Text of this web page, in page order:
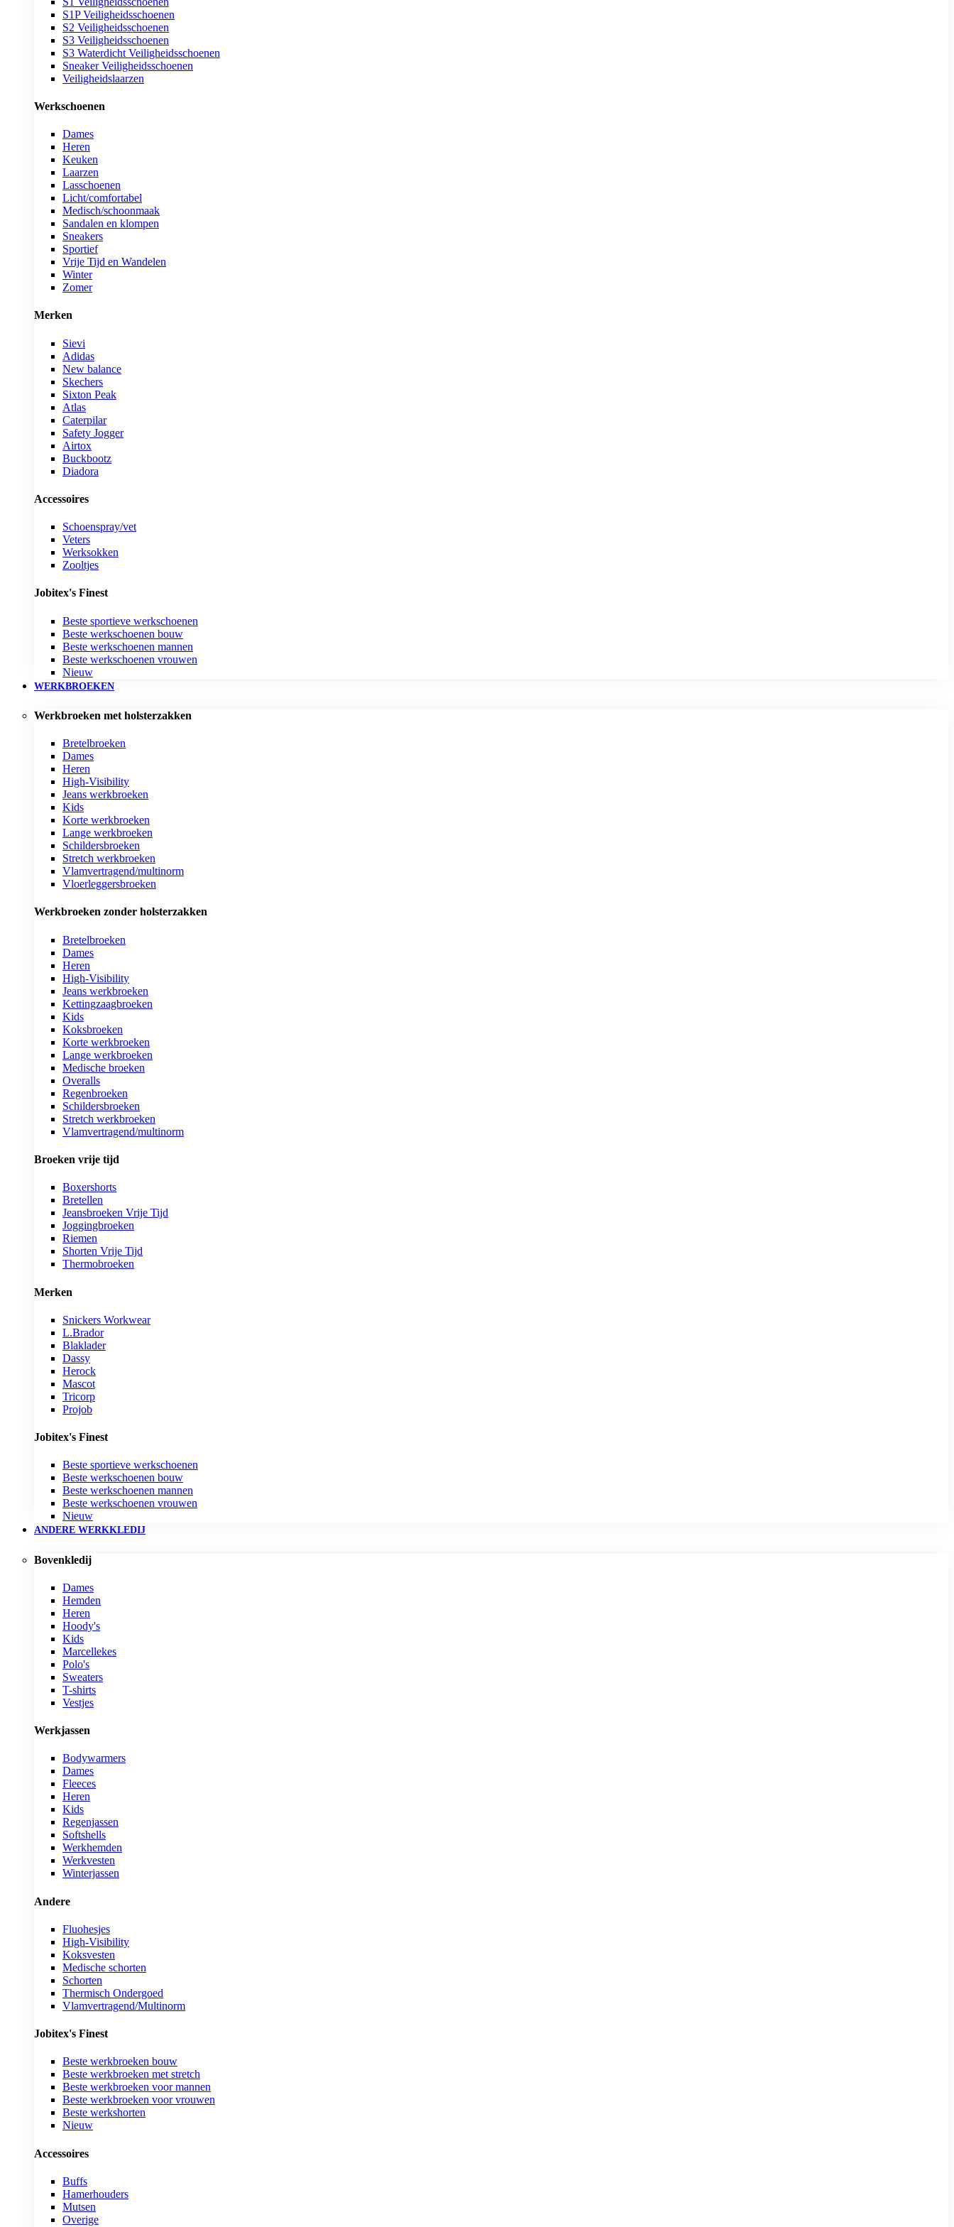
S1P Veiligheidsschoenen
S2 Veiligheidsschoenen
S3 Veiligheidsschoenen
S3 Waterdicht Veiligheidsschoenen
Sneaker Veiligheidsschoenen
Veiligheidslaarzen
Werkschoenen
Dames
Heren
Keuken
Laarzen
Lasschoenen
Licht/comfortabel
Medisch/schoonmaak
Sandalen en klompen
Sneakers
Sportief
Vrije Tijd en Wandelen
Winter
Zomer
Merken
Sievi
Adidas
New balance
Skechers
Sixton Peak
Atlas
Caterpilar
Safety Jogger
Airtox
Buckbootz
Diadora
Accessoires
Schoenspray/vet
Veters
Werksokken
Zooltjes
Jobitex's Finest
Beste sportieve werkschoenen
Beste werkschoenen bouw
Beste werkschoenen mannen
Beste werkschoenen vrouwen
Nieuw
WERKBROEKEN
Werkbroeken met holsterzakken
Bretelbroeken
Dames
Heren
High-Visibility
Jeans werkbroeken
Kids
Korte werkbroeken
Lange werkbroeken
Schildersbroeken
Stretch werkbroeken
Vlamvertragend/multinorm
Vloerleggersbroeken
Werkbroeken zonder holsterzakken
Bretelbroeken
Dames
Heren
High-Visibility
Jeans werkbroeken
Kettingzaagbroeken
Kids
Koksbroeken
Korte werkbroeken
Lange werkbroeken
Medische broeken
Overalls
Regenbroeken
Schildersbroeken
Stretch werkbroeken
Vlamvertragend/multinorm
Broeken vrije tijd
Boxershorts
Bretellen
Jeansbroeken Vrije Tijd
Joggingbroeken
Riemen
Shorten Vrije Tijd
Thermobroeken
Merken
Snickers Workwear
L.Brador
Blaklader
Dassy
Herock
Mascot
Tricorp
Projob
Jobitex's Finest
Beste sportieve werkschoenen
Beste werkschoenen bouw
Beste werkschoenen mannen
Beste werkschoenen vrouwen
Nieuw
ANDERE WERKKLEDIJ
Bovenkledij
Dames
Hemden
Heren
Hoody's
Kids
Marcellekes
Polo's
Sweaters
T-shirts
Vestjes
Werkjassen
Bodywarmers
Dames
Fleeces
Heren
Kids
Regenjassen
Softshells
Werkhemden
Werkvesten
Winterjassen
Andere
Fluohesjes
High-Visibility
Koksvesten
Medische schorten
Schorten
Thermisch Ondergoed
Vlamvertragend/Multinorm
Jobitex's Finest
Beste werkbroeken bouw
Beste werkbroeken met stretch
Beste werkbroeken voor mannen
Beste werkbroeken voor vrouwen
Beste werkshorten
Nieuw
Accessoires
Buffs
Hamerhouders
Mutsen
Overige